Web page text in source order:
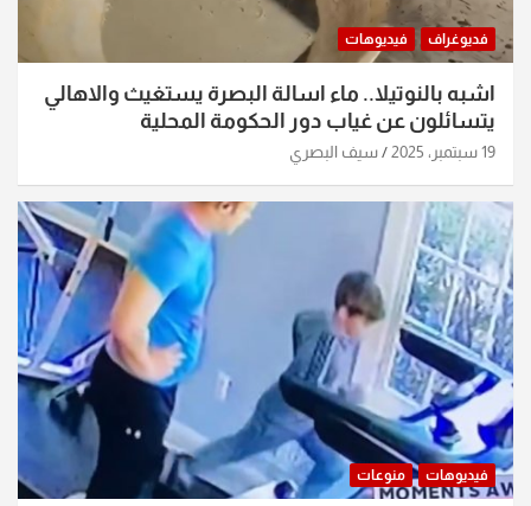
فديوغراف فيديوهات
اشبه بالنوتيلا.. ماء اسالة البصرة يستغيث والاهالي
يتسائلون عن غياب دور الحكومة المحلية
19 سبتمبر، 2025 سيف البصري
فيديوهات منوعات